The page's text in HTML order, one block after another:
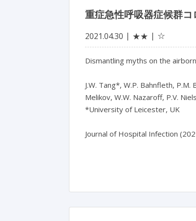
重症急性呼吸器症候群
2021.04.30 ★★ ☆
Dismantling myths on the
J.W. Tang*, W.P. Bahnfleth, P.M.
Melikov, W.W. Nazaroff, P.V.
*University of Leicester, UK
Journal of Hospital Infection